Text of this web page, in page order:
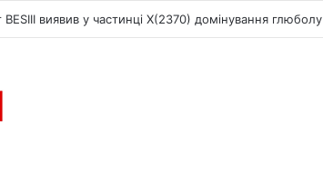
виявив у частинці X(2370) домінування глюболу